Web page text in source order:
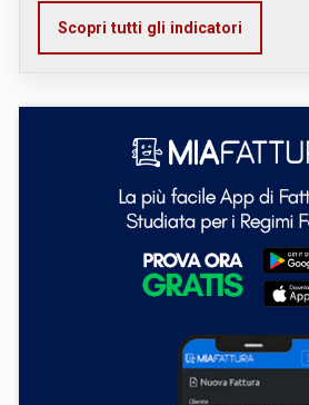
Scopri tutti gli indicatori